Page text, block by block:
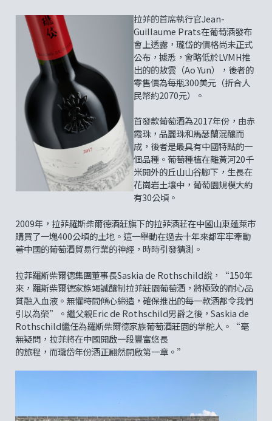
拉菲的首席執行官Jean-
Guillaume Prats在葡萄酒發布
會上透露，瓏岱的價格尚未正式
公布，據悉，會略低於LVMH推
出的的敖雲（Ao Yun），後者的
零售價為每瓶300美元（折合人
民幣約2070元）。
首發款葡萄酒為2017年份，由赤
霞珠，品麗珠和馬瑟蘭混釀而
成，後者是最具有中國特點的一
個品種。葡萄種植在離黃河20千
米開外的丘山山谷腳下，生長在
花崗岩土壤中，葡萄園規模大約
有30公頃。
2009年，拉菲羅斯柴爾德酒莊旗下的拉菲酒莊在中國山東蓬萊市
購買了一塊400公頃的土地。這一舉動在過去十年來都牢牢牽動
著中國的葡萄酒貿易行業的神經，時時引發猜測。
拉菲羅斯柴爾德集團董事長Saskia de Rothschild說，“150年
來，羅斯柴爾德家族竭誠釀制拉菲莊園葡萄酒，將極致的耐心品
質融入血液。無懼時間傾心締造，確保推出的每一款酒都令我們
引以為榮”。繼父親Eric de Rothschild男爵之後，Saskia de
Rothschild繼任為羅斯柴爾德家族葡萄酒莊園的掌舵人。“毫
無疑問，拉菲將在中國開啟一段豐富悠長
的旅程，而瓏岱年份酒正翩然開啟第一章。”